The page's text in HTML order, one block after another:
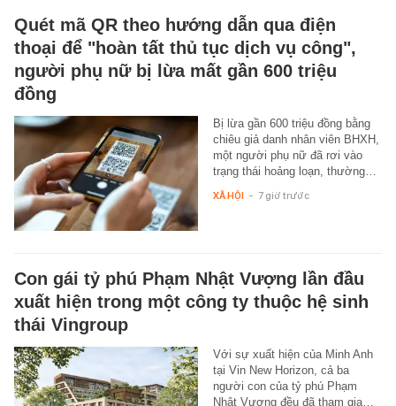
Quét mã QR theo hướng dẫn qua điện
thoại để "hoàn tất thủ tục dịch vụ công",
người phụ nữ bị lừa mất gần 600 triệu
đồng
Bị lừa gần 600 triệu đồng bằng
chiêu giả danh nhân viên BHXH,
một người phụ nữ đã rơi vào
trạng thái hoảng loạn, thường…
XÃ HỘI - 7 giờ trước
Con gái tỷ phú Phạm Nhật Vượng lần đầu
xuất hiện trong một công ty thuộc hệ sinh
thái Vingroup
Với sự xuất hiện của Minh Anh
tại Vin New Horizon, cả ba
người con của tỷ phú Phạm
Nhật Vượng đều đã tham gia…